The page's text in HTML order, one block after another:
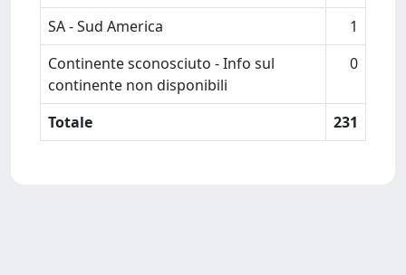
SA - Sud America
1
Continente sconosciuto - Info sul
continente non disponibili
0
Totale 231